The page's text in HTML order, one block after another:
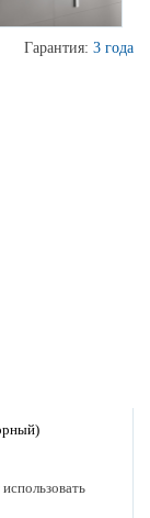
Гарантия: 3 года